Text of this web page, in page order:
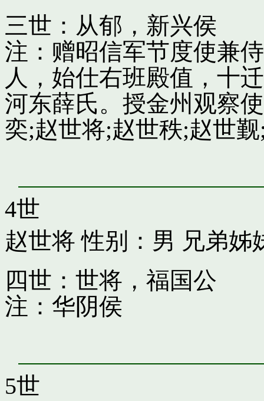
三世：从郁，新兴侯
注：赠昭信军节度使兼
人，始仕右班殿值，十
河东薛氏。授金州观察
奕;赵世将;赵世秩;赵世
4世
赵世将 性别：男 兄弟姊
四世：世将，福国公
注：华阴侯
5世